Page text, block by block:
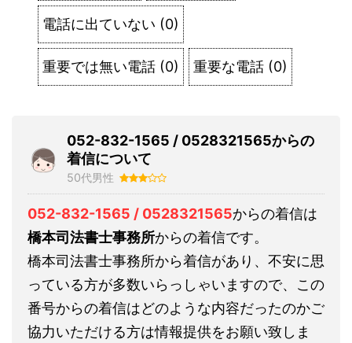
電話に出ていない (0)
重要では無い電話 (0) 重要な電話 (0)
052-832-1565 / 0528321565からの
着信について
50代男性
052-832-1565 / 0528321565からの着信は
橋本司法書士事務所からの着信です。
橋本司法書士事務所から着信があり、不安に思
っている方が多数いらっしゃいますので、この
番号からの着信はどのような内容だったのかご
協力いただける方は情報提供をお願い致しま